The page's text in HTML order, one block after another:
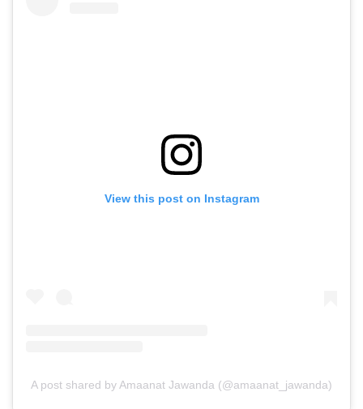
View this post on Instagram
A post shared by Amaanat Jawanda (@amaanat_jawanda)